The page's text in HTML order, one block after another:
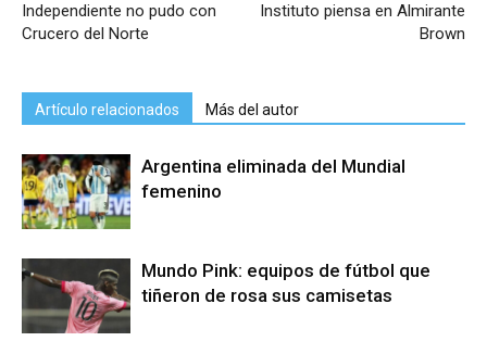
Independiente no pudo con
Crucero del Norte
Instituto piensa en Almirante
Brown
Artículo relacionados Más del autor
Argentina eliminada del Mundial
femenino
Mundo Pink: equipos de fútbol que
tiñeron de rosa sus camisetas